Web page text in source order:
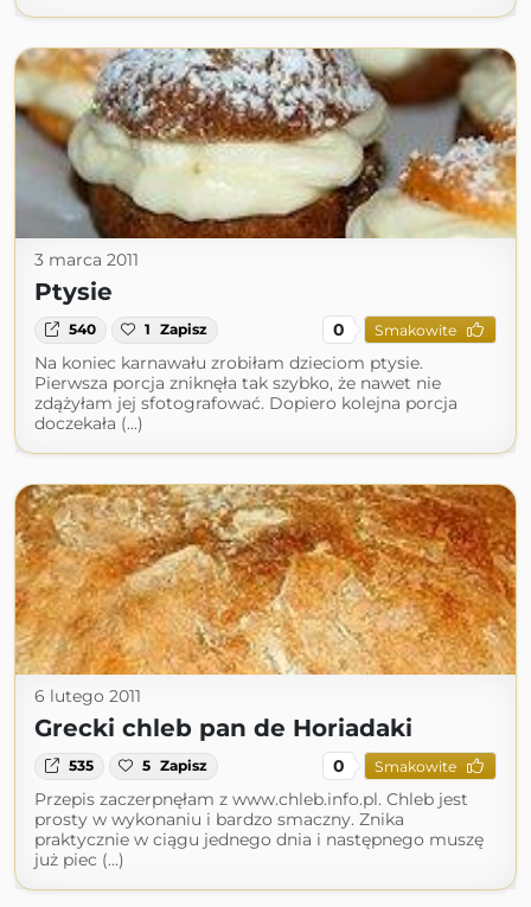
3 marca 2011
Ptysie
540 1 Zapisz 0 Smakowite
Na koniec karnawału zrobiłam dzieciom ptysie.
Pierwsza porcja zniknęła tak szybko, że nawet nie
zdążyłam jej sfotografować. Dopiero kolejna porcja
doczekała (...)
6 lutego 2011
Grecki chleb pan de Horiadaki
535 5 Zapisz 0 Smakowite
Przepis zaczerpnęłam z www.chleb.info.pl. Chleb jest
prosty w wykonaniu i bardzo smaczny. Znika
praktycznie w ciągu jednego dnia i następnego muszę
już piec (...)